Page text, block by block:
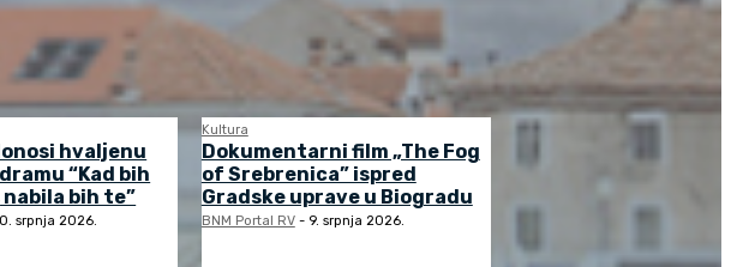
hvaljenu
“Kad bih
nabila bih te”
srpnja 2026.
Kultura
Dokumentarni film „The Fog
of Srebrenica” ispred
Gradske uprave u Biogradu
BNM Portal RV - 9. srpnja 2026.